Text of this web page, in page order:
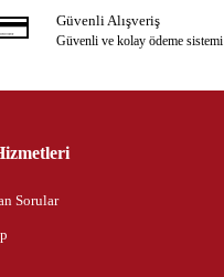
Güvenli Alışveriş
Güvenli ve kolay ödeme sistemi
Sorular